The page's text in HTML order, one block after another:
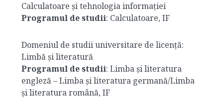
Calculatoare și tehnologia informației
Programul de studii: Calculatoare, IF
Domeniul de studii universitare de licență:
Limbă și literatură
Programul de studii: Limba și literatura
engleză – Limba și literatura germană/Limba
și literatura română, IF